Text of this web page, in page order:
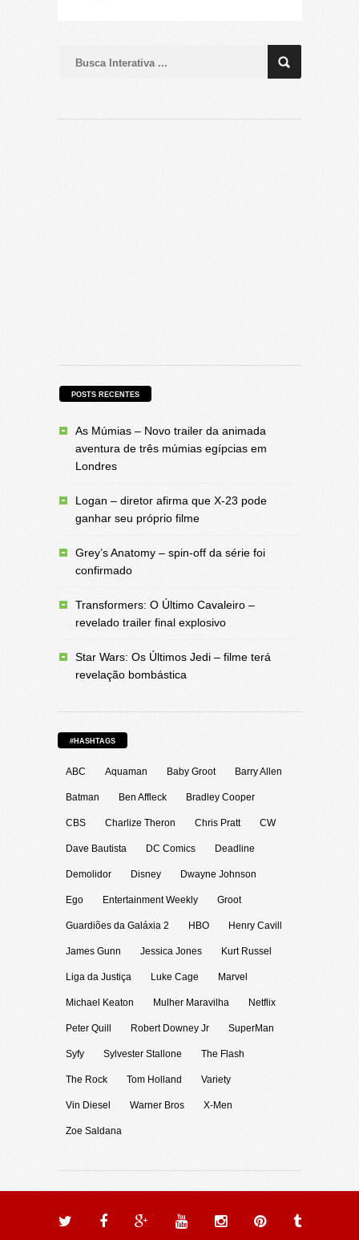
POSTS RECENTES
As Múmias – Novo trailer da animada
aventura de três múmias egípcias em
Londres
Logan – diretor afirma que X-23 pode
ganhar seu próprio filme
Grey’s Anatomy – spin-off da série foi
confirmado
Transformers: O Último Cavaleiro –
revelado trailer final explosivo
Star Wars: Os Últimos Jedi – filme terá
revelação bombástica
#HASHTAGS
ABC Aquaman Baby Groot Barry Allen
Batman Ben Affleck Bradley Cooper
CBS Charlize Theron Chris Pratt CW
Dave Bautista DC Comics Deadline
Demolidor Disney Dwayne Johnson
Ego Entertainment Weekly Groot
Guardiões da Galáxia 2 HBO Henry Cavill
James Gunn Jessica Jones Kurt Russel
Liga da Justiça Luke Cage Marvel
Michael Keaton Mulher Maravilha Netflix
Peter Quill Robert Downey Jr SuperMan
Syfy Sylvester Stallone The Flash
The Rock Tom Holland Variety
Vin Diesel Warner Bros X-Men
Zoe Saldana